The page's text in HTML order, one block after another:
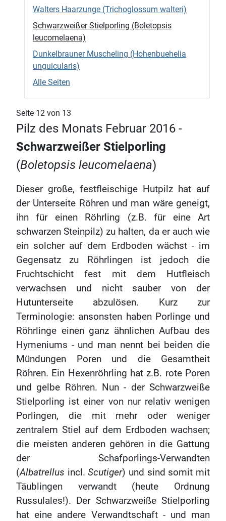
Walters Haarzunge (Trichoglossum walteri)
Schwarzweißer Stielporling (Boletopsis
leucomelaena)
Dunkelbrauner Muscheling (Hohenbuehelia
unguicularis)
Alle Seiten
Seite 12 von 13
Pilz des Monats Februar 2016 -
Schwarzweißer Stielporling
(Boletopsis leucomelaena)
Dieser große, festfleischige Hutpilz hat auf
der Unterseite Röhren und man wäre geneigt,
ihn für einen Röhrling (z.B. für eine Art
schwarzen Steinpilz) zu halten, da er auch wie
ein solcher auf dem Erdboden wächst - im
Gegensatz zu Röhrlingen ist jedoch die
Fruchtschicht fest mit dem Hutfleisch
verwachsen und nicht sauber von der
Hutunterseite abzulösen. Kurz zur
Terminologie: ansonsten haben Porlinge und
Röhrlinge einen ganz ähnlichen Aufbau des
Hymeniums - und man nennt bei beiden die
Mündungen Poren und die Gesamtheit
Röhren. Ein Hexenröhrling hat z.B. rote Poren
und gelbe Röhren. Nun - der Schwarzweiße
Stielporling ist einer von nur relativ wenigen
Porlingen, die mit mehr oder weniger
zentralem Stiel auf dem Erdboden wachsen;
die meisten anderen gehören in die Gattung
der Schafporlings-Verwandten
(Albatrellus incl.Scutiger) und sind somit mit
Täublingen verwandt (heute Ordnung
Russulales!). Der Schwarzweiße Stielporling
hat eine andere Verwandtschaft - und man